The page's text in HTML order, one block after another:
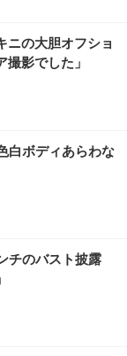
ニの大胆オフショ
影でした」
白ボディあらわな
チのバスト披露